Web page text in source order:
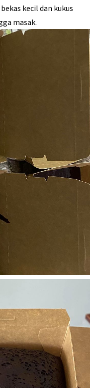
kecil dan kukus
masak.